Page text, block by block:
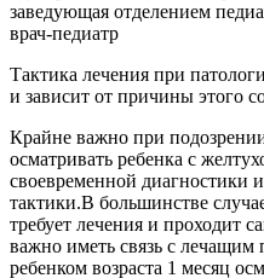
заведующая отделением
врач-педиатр
Тактика лечения при
и зависит от причины этого
Крайне важно при
осматривать ребенка с
своевременной диагностики
тактики.В большинстве
требует лечения и проходит
важно иметь связь с
ребенком возраста 1 месяц